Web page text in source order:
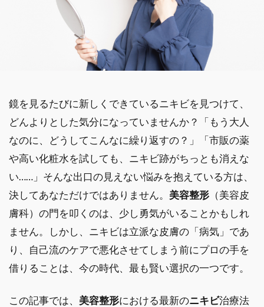
鏡を見るたびに新しくできているニキビを見つけて、
どんよりとした気分になっていませんか？「もう大人
なのに、どうしてこんなに繰り返すの？」「市販の薬
や高い化粧水を試しても、ニキビ跡がちっとも消えな
い……」そんな出口の見えない悩みを抱えている方は、
決してあなただけではありません。 美容整形 （美容皮
膚科）の門を叩くのは、少し勇気がいることかもしれ
ません。しかし、ニキビは立派な皮膚の「病気」であ
り、自己流のケアで悪化させてしまう前にプロの手を
借りることは、今の時代、最も賢い選択の一つです。
この記事では、 美容整形における最新のニキビ治療法